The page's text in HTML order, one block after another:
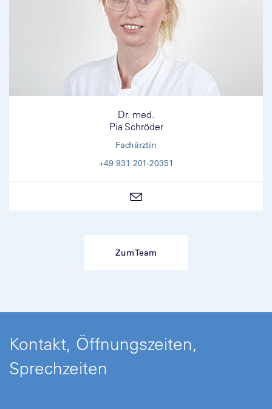
Dr. med.
Pia Schröder
Fachärztin
+49 931 201-20351
Zum Team
Kontakt, Öffnungszeiten,
Sprechzeiten